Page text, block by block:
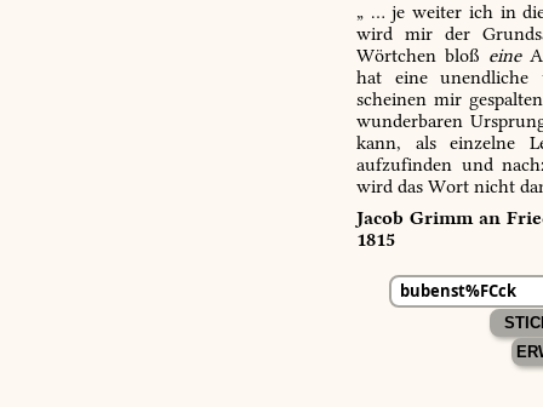
„ … je weiter ich in
wird mir der
Wörtchen bloß eine
hat eine unendliche
scheinen mir
wunderbaren
kann, als einzelne
aufzufinden und
wird das Wort nicht
Jacob Grimm an
1815